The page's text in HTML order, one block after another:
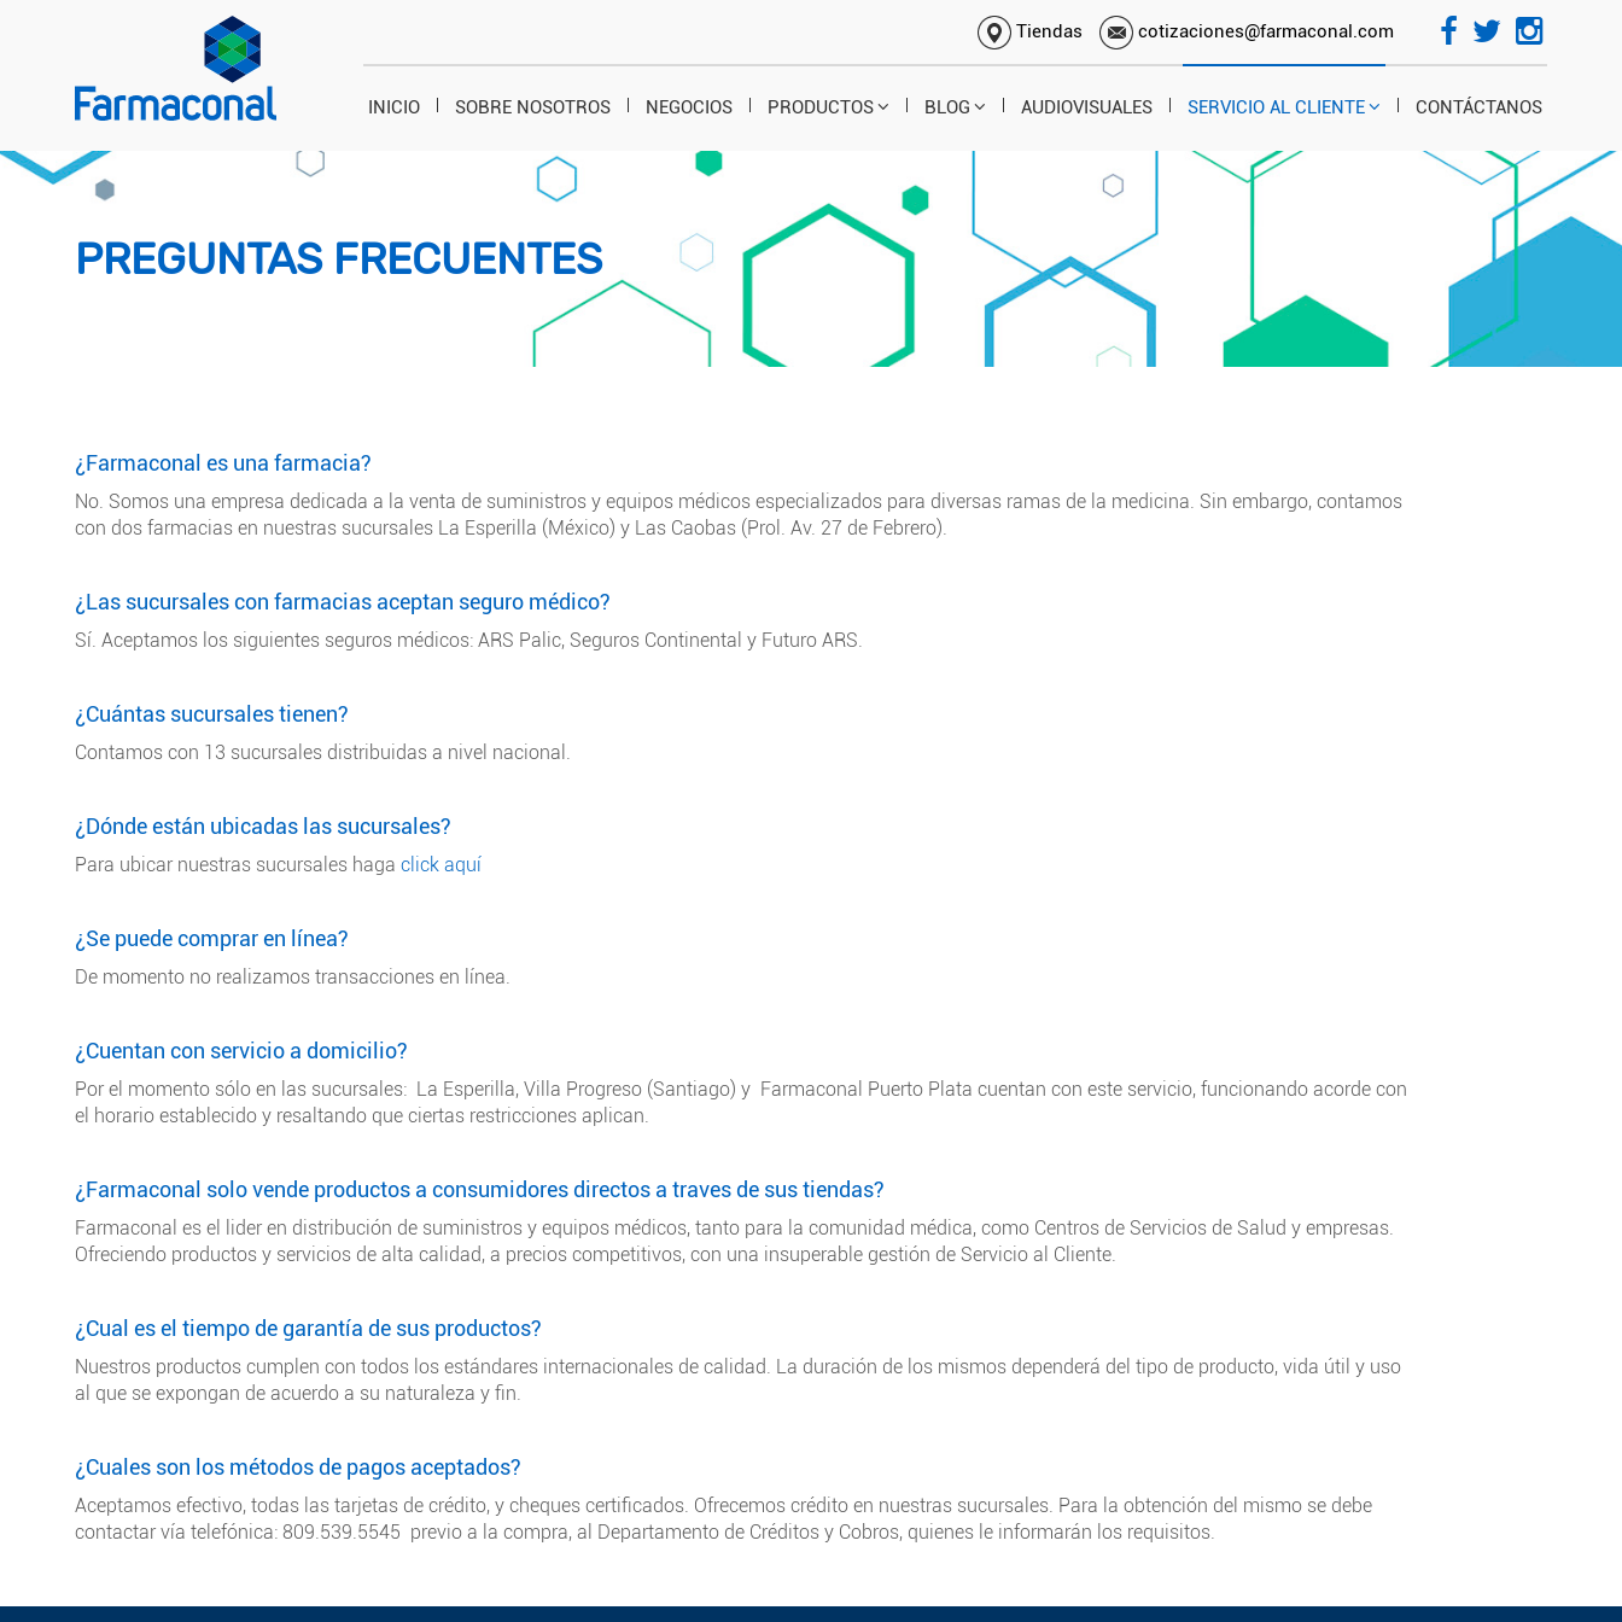
Tiendas cotizaciones@farmaconal.com
INICIO SOBRE NOSOTROS NEGOCIOS PRODUCTOS BLOG AUDIOVISUALES SERVICIO AL CLIENTE CONTÁCTANOS
PREGUNTAS FRECUENTES
¿Farmaconal es una farmacia?
No. Somos una empresa dedicada a la venta de suministros y equipos médicos especializados para diversas ramas de la medicina. Sin embargo, contamos
con dos farmacias en nuestras sucursales La Esperilla (México) y Las Caobas (Prol. Av. 27 de Febrero).
¿Las sucursales con farmacias aceptan seguro médico?
Sí. Aceptamos los siguientes seguros médicos: ARS Palic, Seguros Continental y Futuro ARS.
¿Cuántas sucursales tienen?
Contamos con 13 sucursales distribuidas a nivel nacional.
¿Dónde están ubicadas las sucursales?
Para ubicar nuestras sucursales haga click aquí
¿Se puede comprar en línea?
De momento no realizamos transacciones en línea.
¿Cuentan con servicio a domicilio?
Por el momento sólo en las sucursales: La Esperilla, Villa Progreso (Santiago) y Farmaconal Puerto Plata cuentan con este servicio, funcionando acorde con
el horario establecido y resaltando que ciertas restricciones aplican.
¿Farmaconal solo vende productos a consumidores directos a traves de sus tiendas?
Farmaconal es el lider en distribución de suministros y equipos médicos, tanto para la comunidad médica, como Centros de Servicios de Salud y empresas.
Ofreciendo productos y servicios de alta calidad, a precios competitivos, con una insuperable gestión de Servicio al Cliente.
¿Cual es el tiempo de garantía de sus productos?
Nuestros productos cumplen con todos los estándares internacionales de calidad. La duración de los mismos dependerá del tipo de producto, vida útil y uso
al que se expongan de acuerdo a su naturaleza y fin.
¿Cuales son los métodos de pagos aceptados?
Aceptamos efectivo, todas las tarjetas de crédito, y cheques certificados. Ofrecemos crédito en nuestras sucursales. Para la obtención del mismo se debe
contactar vía telefónica: 809.539.5545 previo a la compra, al Departamento de Créditos y Cobros, quienes le informarán los requisitos.